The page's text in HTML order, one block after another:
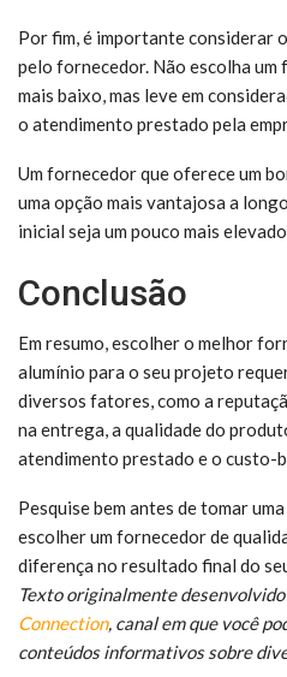
Por fim, é importante considerar
pelo fornecedor. Não escolha
mais baixo, mas leve em
o atendimento prestado pela
Um fornecedor que oferece um
uma opção mais vantajosa a
inicial seja um pouco mais
Conclusão
Em resumo, escolher o melhor
alumínio para o seu projeto
diversos fatores, como a
na entrega, a qualidade do
atendimento prestado e o custo-
Pesquise bem antes de tomar
escolher um fornecedor de
diferença no resultado final do
Texto originalmente
Connection, canal em que você
conteúdos informativos sobre